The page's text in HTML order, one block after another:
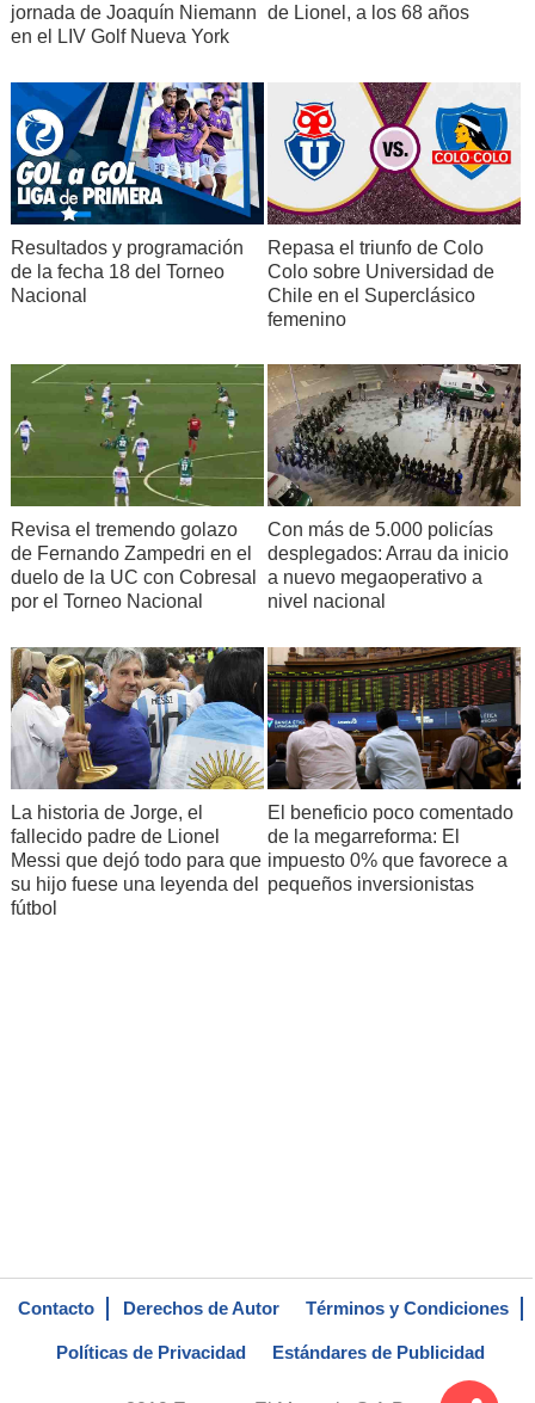
jornada de Joaquín Niemann
en el LIV Golf Nueva York
de Lionel, a los 68 años
Resultados y programación
de la fecha 18 del Torneo
Nacional
Repasa el triunfo de Colo
Colo sobre Universidad de
Chile en el Superclásico
femenino
Revisa el tremendo golazo
de Fernando Zampedri en el
duelo de la UC con Cobresal
por el Torneo Nacional
Con más de 5.000 policías
desplegados: Arrau da inicio
a nuevo megaoperativo a
nivel nacional
La historia de Jorge, el
fallecido padre de Lionel
Messi que dejó todo para que
su hijo fuese una leyenda del
fútbol
El beneficio poco comentado
de la megarreforma: El
impuesto 0% que favorece a
pequeños inversionistas
Contacto Derechos de Autor Términos y Condiciones
Políticas de Privacidad Estándares de Publicidad